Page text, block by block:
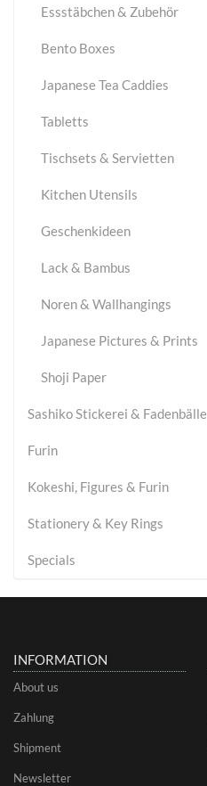
Essstäbchen & Zubehör
Bento Boxes
Japanese Tea Caddies
Tabletts
Tischsets & Servietten
Kitchen Utensils
Geschenkideen
Lack & Bambus
Noren & Wallhangings
Japanese Pictures & Prints
Shoji Paper
Sashiko Stickerei & Fadenbälle
Furin
Kokeshi, Figures & Furin
Stationery & Key Rings
Specials
INFORMATION
About us
Zahlung
Shipment
Newsletter